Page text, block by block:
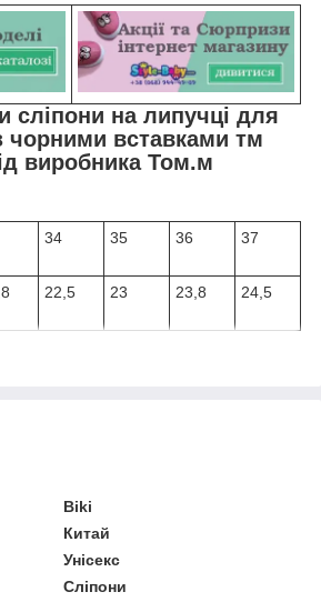
сліпони на липучці для
чорними вставками тм
виробника Том.м
34 35 36 37
22,5 23 23,8 24,5
Biki
Китай
Унісекс
Сліпони